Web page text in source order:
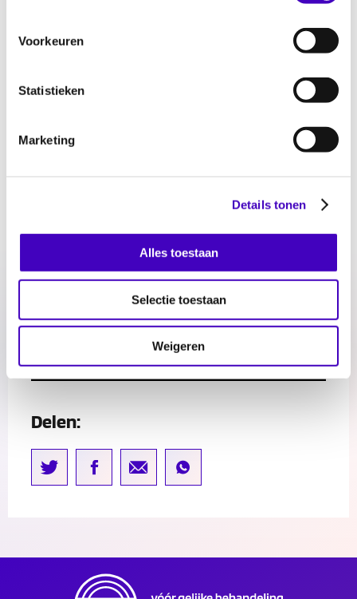
Voorkeuren
Statistieken
Marketing
Details tonen
Alles toestaan
Selectie toestaan
Weigeren
soloBeige
verschillende dingen over zwart-zijn, discriminatie en het
Play
Delen: